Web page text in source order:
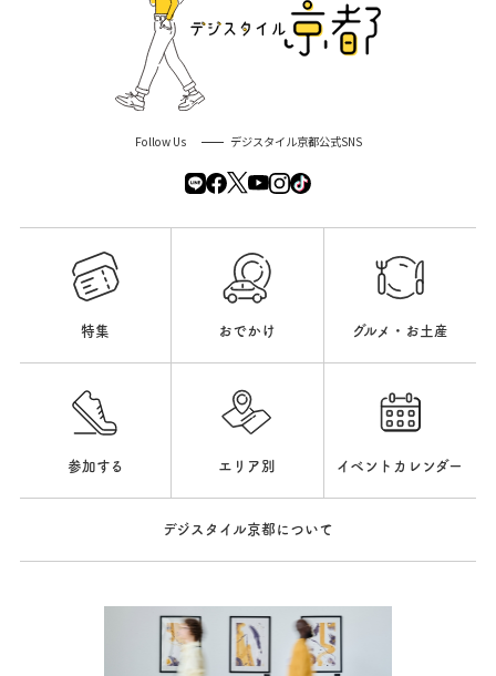
Follow Us デジスタイル京都公式SNS
特集 おでかけ グルメ・お土産
参加する エリア別 イベントカレンダー
デジスタイル京都について